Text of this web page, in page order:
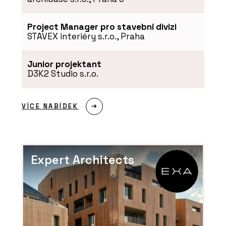
Project Manager pro stavební divizi
STAVEX interiéry s.r.o., Praha
Junior projektant
D3K2 Studio s.r.o.
VÍCE NABÍDEK
Expert Architects